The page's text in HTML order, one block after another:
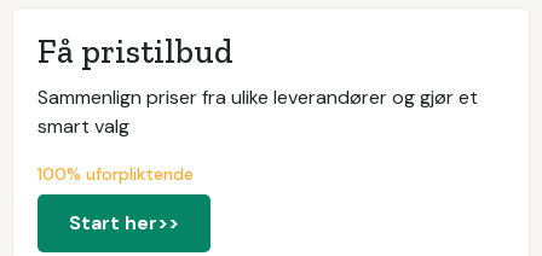
Få pristilbud
Sammenlign priser fra ulike leverandører og gjør et
smart valg
100% uforpliktende
Start her>>